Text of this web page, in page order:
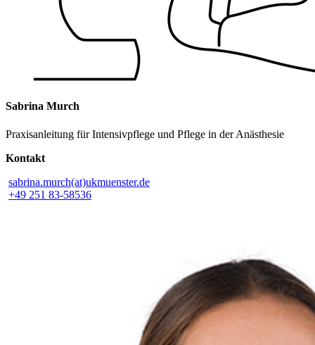
Sabrina Murch
Praxisanleitung für Intensivpflege und Pflege in der Anästhesie
Kontakt
sabrina.murch(at)ukmuenster.de
+49 251 83-58536